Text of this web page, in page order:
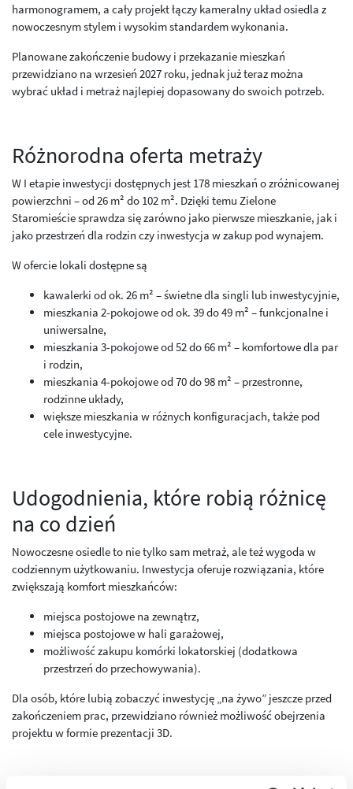
harmonogramem, a cały projekt łączy kameralny układ osiedla z
nowoczesnym stylem i wysokim standardem wykonania.
Planowane zakończenie budowy i przekazanie mieszkań
przewidziano na wrzesień 2027 roku, jednak już teraz można
wybrać układ i metraż najlepiej dopasowany do swoich potrzeb.
Różnorodna oferta metraży
W I etapie inwestycji dostępnych jest 178 mieszkań o zróżnicowanej
powierzchni – od 26 m² do 102 m². Dzięki temu Zielone
Staromieście sprawdza się zarówno jako pierwsze mieszkanie, jak i
jako przestrzeń dla rodzin czy inwestycja w zakup pod wynajem.
W ofercie lokali dostępne są
kawalerki od ok. 26 m² – świetne dla singli lub inwestycyjnie,
mieszkania 2-pokojowe od ok. 39 do 49 m² – funkcjonalne i
uniwersalne,
mieszkania 3-pokojowe od 52 do 66 m² – komfortowe dla par
i rodzin,
mieszkania 4-pokojowe od 70 do 98 m² – przestronne,
rodzinne układy,
większe mieszkania w różnych konfiguracjach, także pod
cele inwestycyjne.
Udogodnienia, które robią różnicę
na co dzień
Nowoczesne osiedle to nie tylko sam metraż, ale też wygoda w
codziennym użytkowaniu. Inwestycja oferuje rozwiązania, które
zwiększają komfort mieszkańców:
miejsca postojowe na zewnątrz,
miejsca postojowe w hali garażowej,
możliwość zakupu komórki lokatorskiej (dodatkowa
przestrzeń do przechowywania).
Dla osób, które lubią zobaczyć inwestycję „na żywo” jeszcze przed
zakończeniem prac, przewidziano również możliwość obejrzenia
projektu w formie prezentacji 3D.